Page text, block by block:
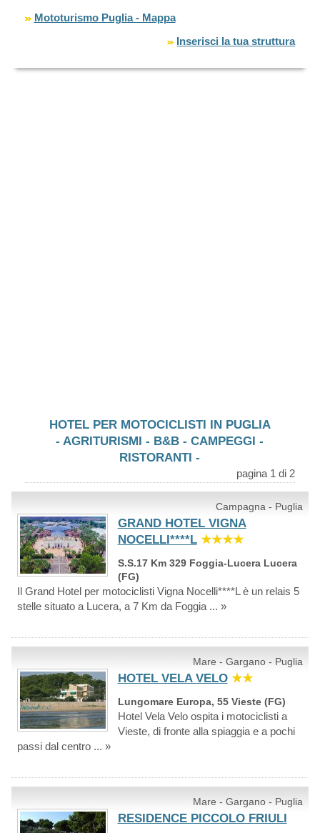
Mototurismo Puglia - Mappa
Inserisci la tua struttura
HOTEL PER MOTOCICLISTI IN PUGLIA
- AGRITURISMI - B&B - CAMPEGGI -
RISTORANTI -
pagina 1 di 2
Campagna - Puglia
GRAND HOTEL VIGNA
NOCELLI****L ★★★★
S.S.17 Km 329 Foggia-Lucera Lucera
(FG)
Il Grand Hotel per motociclisti Vigna Nocelli****L è un relais 5
stelle situato a Lucera, a 7 Km da Foggia ... »
Mare - Gargano - Puglia
HOTEL VELA VELO ★★
Lungomare Europa, 55 Vieste (FG)
Hotel Vela Velo ospita i motociclisti a
Vieste, di fronte alla spiaggia e a pochi
passi dal centro ... »
Mare - Gargano - Puglia
RESIDENCE PICCOLO FRIULI